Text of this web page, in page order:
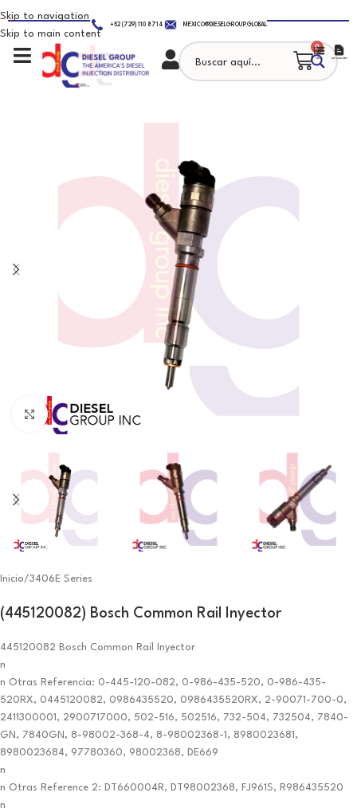
Skip to navigation
Skip to main content
+52 (729) 110 8714 MEXICO@DIESELGROUP.GLOBAL
0
Click to enlarge
Inicio/3406E Series
(445120082) Bosch Common Rail Inyector
445120082 Bosch Common Rail Inyector
n
n Otras Referencia: 0-445-120-082, 0-986-435-520, 0-986-435-
520RX, 0445120082, 0986435520, 0986435520RX, 2-90071-700-0,
2411300001, 2900717000, 502-516, 502516, 732-504, 732504, 7840-
GN, 7840GN, 8-98002-368-4, 8-98002368-1, 8980023681,
8980023684, 97780360, 98002368, DE669
n
n Otras Reference 2: DT660004R, DT98002368, FJ961S, R986435520
n